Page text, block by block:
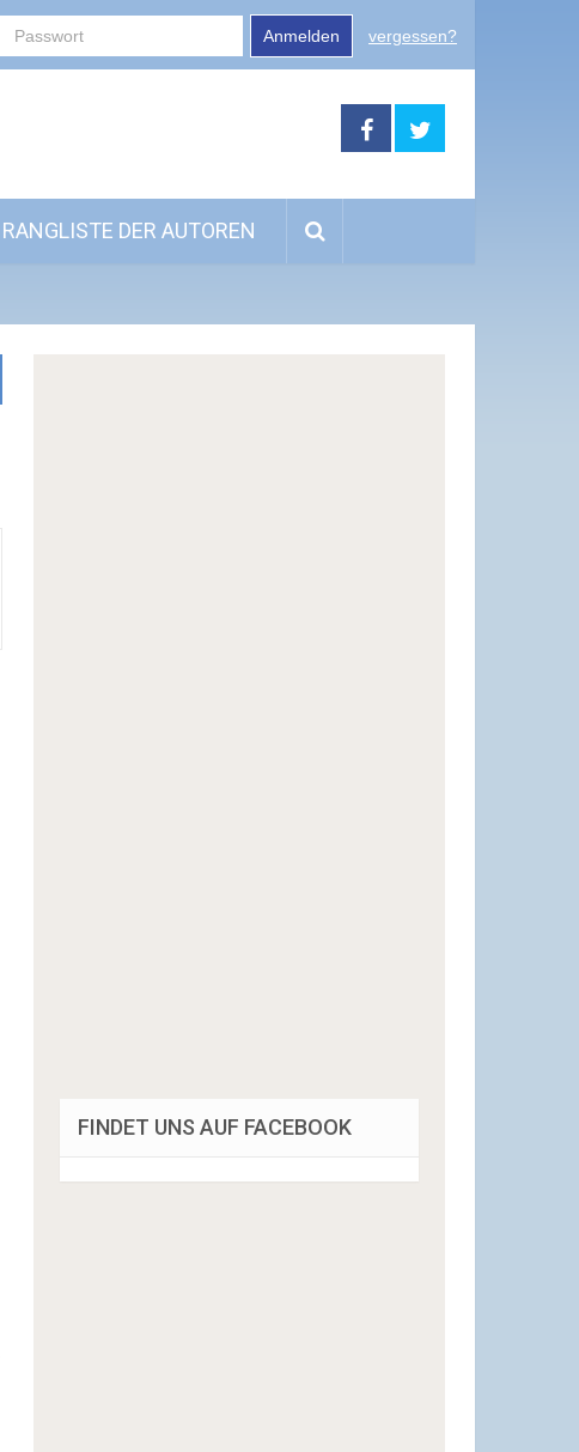
Anmelden vergessen?
RANGLISTE DER AUTOREN
FINDET UNS AUF FACEBOOK